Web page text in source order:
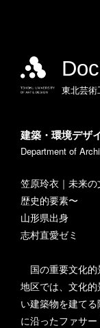
東北芸
建築・環境デザ
Department of
笠原玲衣｜未来
歴史的要素〜
山形県出身
志村直愛ゼミ
国の重要文化的
地区では、文化
い建築物を建て
に沿ったファサ